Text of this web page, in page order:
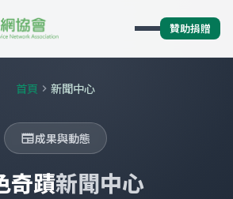
贊助捐贈
首頁 chevron_right 新聞中心
newspaper成果與動態
奇蹟新聞中心